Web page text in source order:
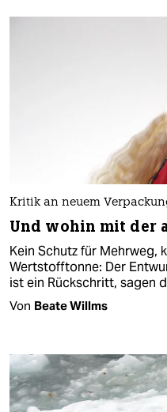
Kritik an neuem
Und wohin mit der
Kein Schutz für Mehrweg,
Wertstofftonne: Der
ist ein Rückschritt, sagen
Von Beate Willms